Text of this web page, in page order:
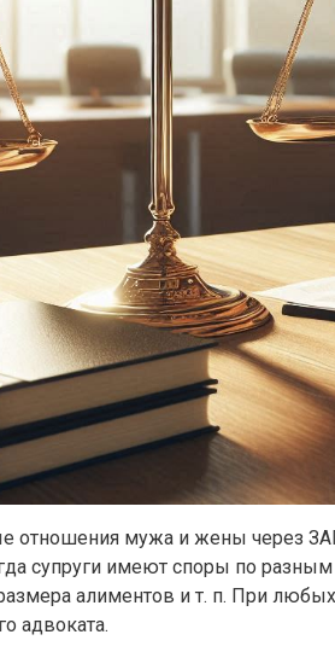
отношения мужа и жены через
супруги имеют споры по
алиментов и т. п. При
адвоката.